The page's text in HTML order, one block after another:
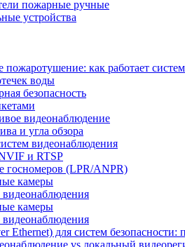
пожарные ручные
устройства
как работает
воды
безопасность
видеонаблюдение
и угла обзора
видеонаблюдения
и RTSP
госномеров (LPR/ANPR)
камеры
видеонаблюдения
камеры
видеонаблюдения
Ethernet) для систем безопасности:
vs локальный